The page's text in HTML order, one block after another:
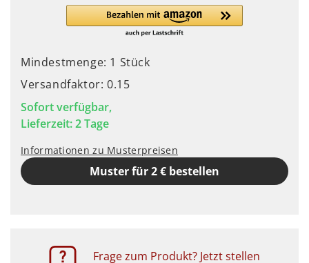
Mindestmenge: 1 Stück
Versandfaktor: 0.15
Sofort verfügbar,
Lieferzeit: 2 Tage
Informationen zu Musterpreisen
Muster für 2 € bestellen
Frage zum Produkt? Jetzt stellen